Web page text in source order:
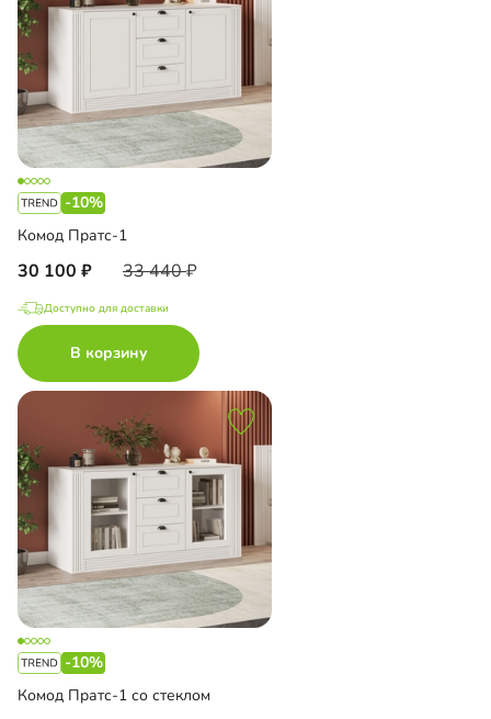
-10%
Комод Пратс-1
30 100 33 440
Доступно для доставки
В корзину
-10%
Комод Пратс-1 со стеклом